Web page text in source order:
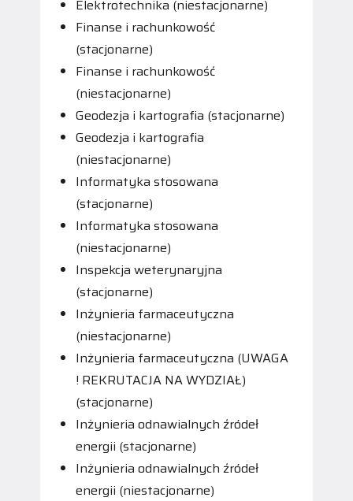
Elektrotechnika (niestacjonarne)
Finanse i rachunkowość
(stacjonarne)
Finanse i rachunkowość
(niestacjonarne)
Geodezja i kartografia (stacjonarne)
Geodezja i kartografia
(niestacjonarne)
Informatyka stosowana
(stacjonarne)
Informatyka stosowana
(niestacjonarne)
Inspekcja weterynaryjna
(stacjonarne)
Inżynieria farmaceutyczna
(niestacjonarne)
Inżynieria farmaceutyczna (UWAGA
! REKRUTACJA NA WYDZIAŁ)
(stacjonarne)
Inżynieria odnawialnych źródeł
energii (stacjonarne)
Inżynieria odnawialnych źródeł
energii (niestacjonarne)